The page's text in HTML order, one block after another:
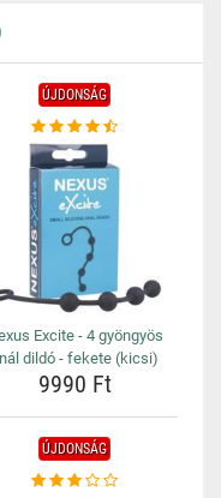
ÚJDONSÁG
Excite - 4 gyöngyös
dildó - fekete (kicsi)
9990 Ft
ÚJDONSÁG